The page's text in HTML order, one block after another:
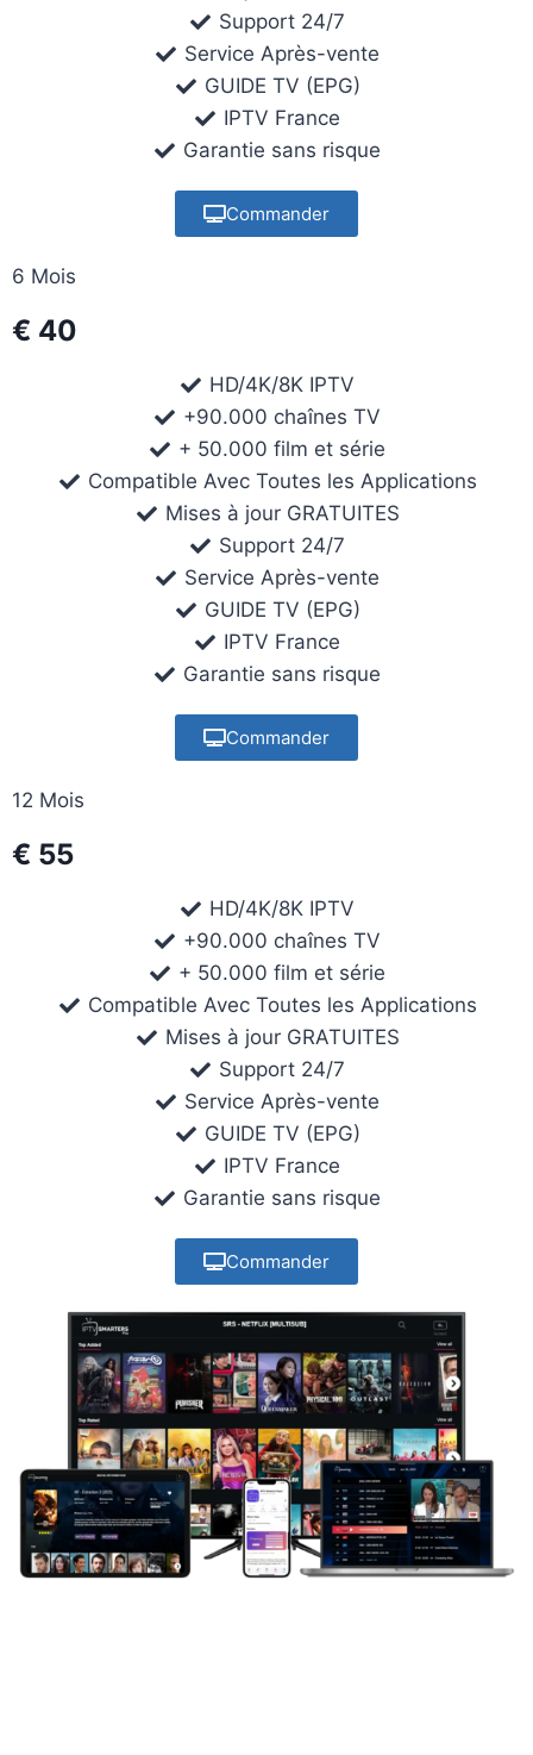
Support 24/7
Service Après-vente
GUIDE TV (EPG)
IPTV France
Garantie sans risque
Commander
6 Mois
€ 40
HD/4K/8K IPTV
+90.000 chaînes TV
+ 50.000 film et série
Compatible Avec Toutes les Applications
Mises à jour GRATUITES
Support 24/7
Service Après-vente
GUIDE TV (EPG)
IPTV France
Garantie sans risque
Commander
12 Mois
€ 55
HD/4K/8K IPTV
+90.000 chaînes TV
+ 50.000 film et série
Compatible Avec Toutes les Applications
Mises à jour GRATUITES
Support 24/7
Service Après-vente
GUIDE TV (EPG)
IPTV France
Garantie sans risque
Commander